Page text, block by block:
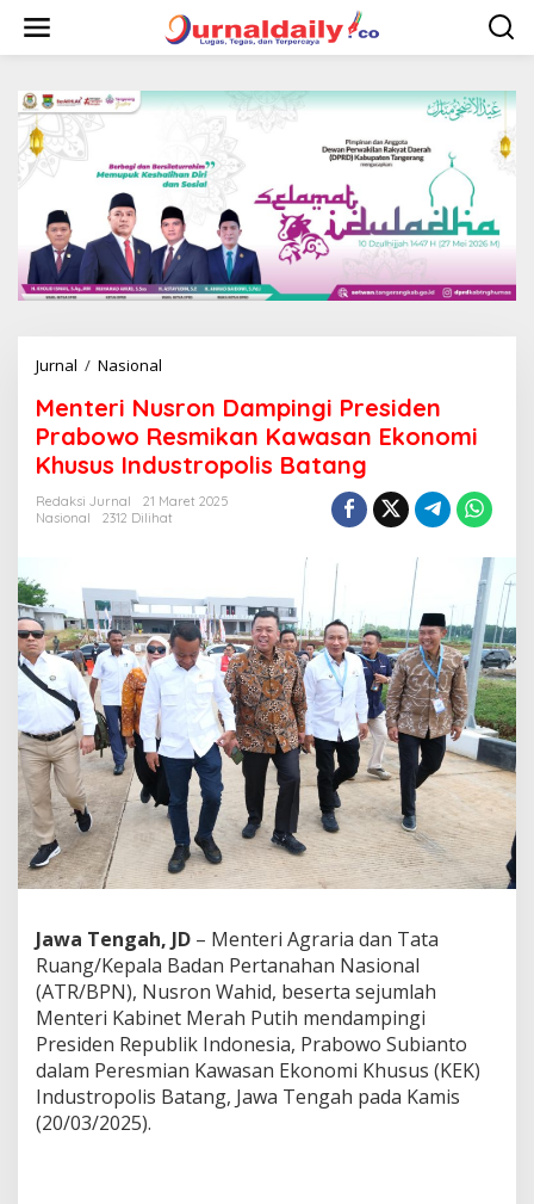
w
Jurnal / Nasional
n
t
e
r
N
o
n
D
a
p
n
g
P
r
e
s
e
n
P
a
b
o
w
Menteri Nusron Dampingi Presiden
Prabowo Resmikan Kawasan Ekonomi
Khusus Industropolis Batang
Redaksi Jurnal
21 Maret 2025
Nasional
2312 Dilihat
Jawa Tengah, JD – Menteri Agraria dan Tata
Ruang/Kepala Badan Pertanahan Nasional
(ATR/BPN), Nusron Wahid, beserta sejumlah
Menteri Kabinet Merah Putih mendampingi
Presiden Republik Indonesia, Prabowo Subianto
dalam Peresmian Kawasan Ekonomi Khusus (KEK)
Industropolis Batang, Jawa Tengah pada Kamis
(20/03/2025).